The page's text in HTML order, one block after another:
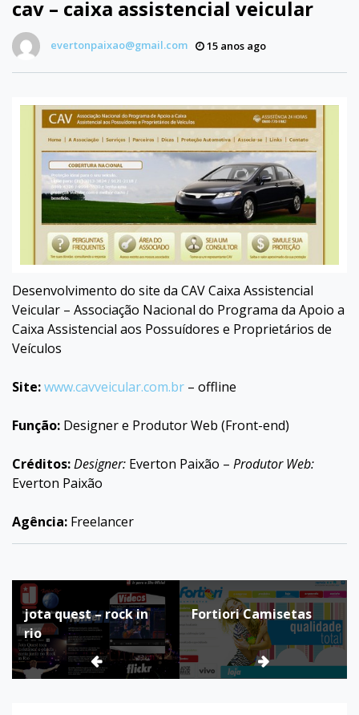
cav – caixa assistencial veicular
evertonpaixao@gmail.com 15 anos ago
Desenvolvimento do site da CAV Caixa Assistencial
Veicular – Associação Nacional do Programa da Apoio a
Caixa Assistencial aos Possuídores e Proprietários de
Veículos
Site:www.cavveicular.com.br – offline
Função: Designer e Produtor Web (Front-end)
Créditos:Designer: Everton Paixão – Produtor Web:
Everton Paixão
Agência: Freelancer
Navegação
de
Post
jota quest – rock in
rio
Fortiori Camisetas